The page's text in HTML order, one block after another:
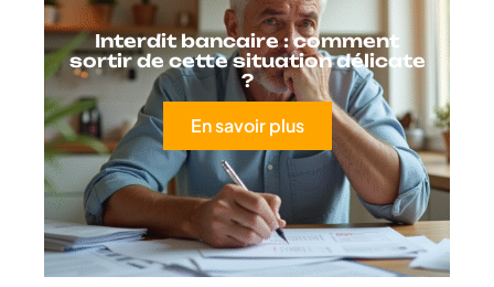
Interdit bancaire : comment
sortir de cette situation délicate
?
En savoir plus